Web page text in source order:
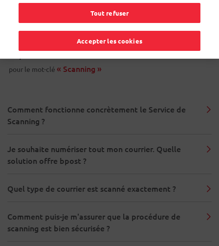
Reporting
questions
pour le mot-clé « Scanning »
Comment fonctionne concrètement le Service de
Scanning ?
Je souhaite numériser tout mon courrier. Quelle
solution offre bpost ?
Quel type de courrier est scanné exactement ?
Comment puis-je m'assurer que la procédure de
scanning est bien sécurisée ?
Tout refuser
Accepter les cookies